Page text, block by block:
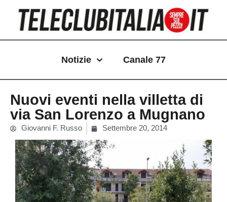
contenuto
Notizie Canale 77
Nuovi eventi nella villetta di
via San Lorenzo a Mugnano
Giovanni F. Russo Settembre 20, 2014